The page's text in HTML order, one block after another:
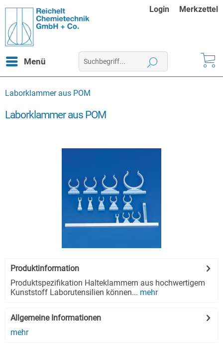
Login Merkzettel
Menü
Laborklammer aus POM
Laborklammer aus POM
Produktinformation
Produktspezifikation Halteklammern aus hochwertigem
Kunststoff Laborutensilien können... mehr
Allgemeine Informationen
mehr